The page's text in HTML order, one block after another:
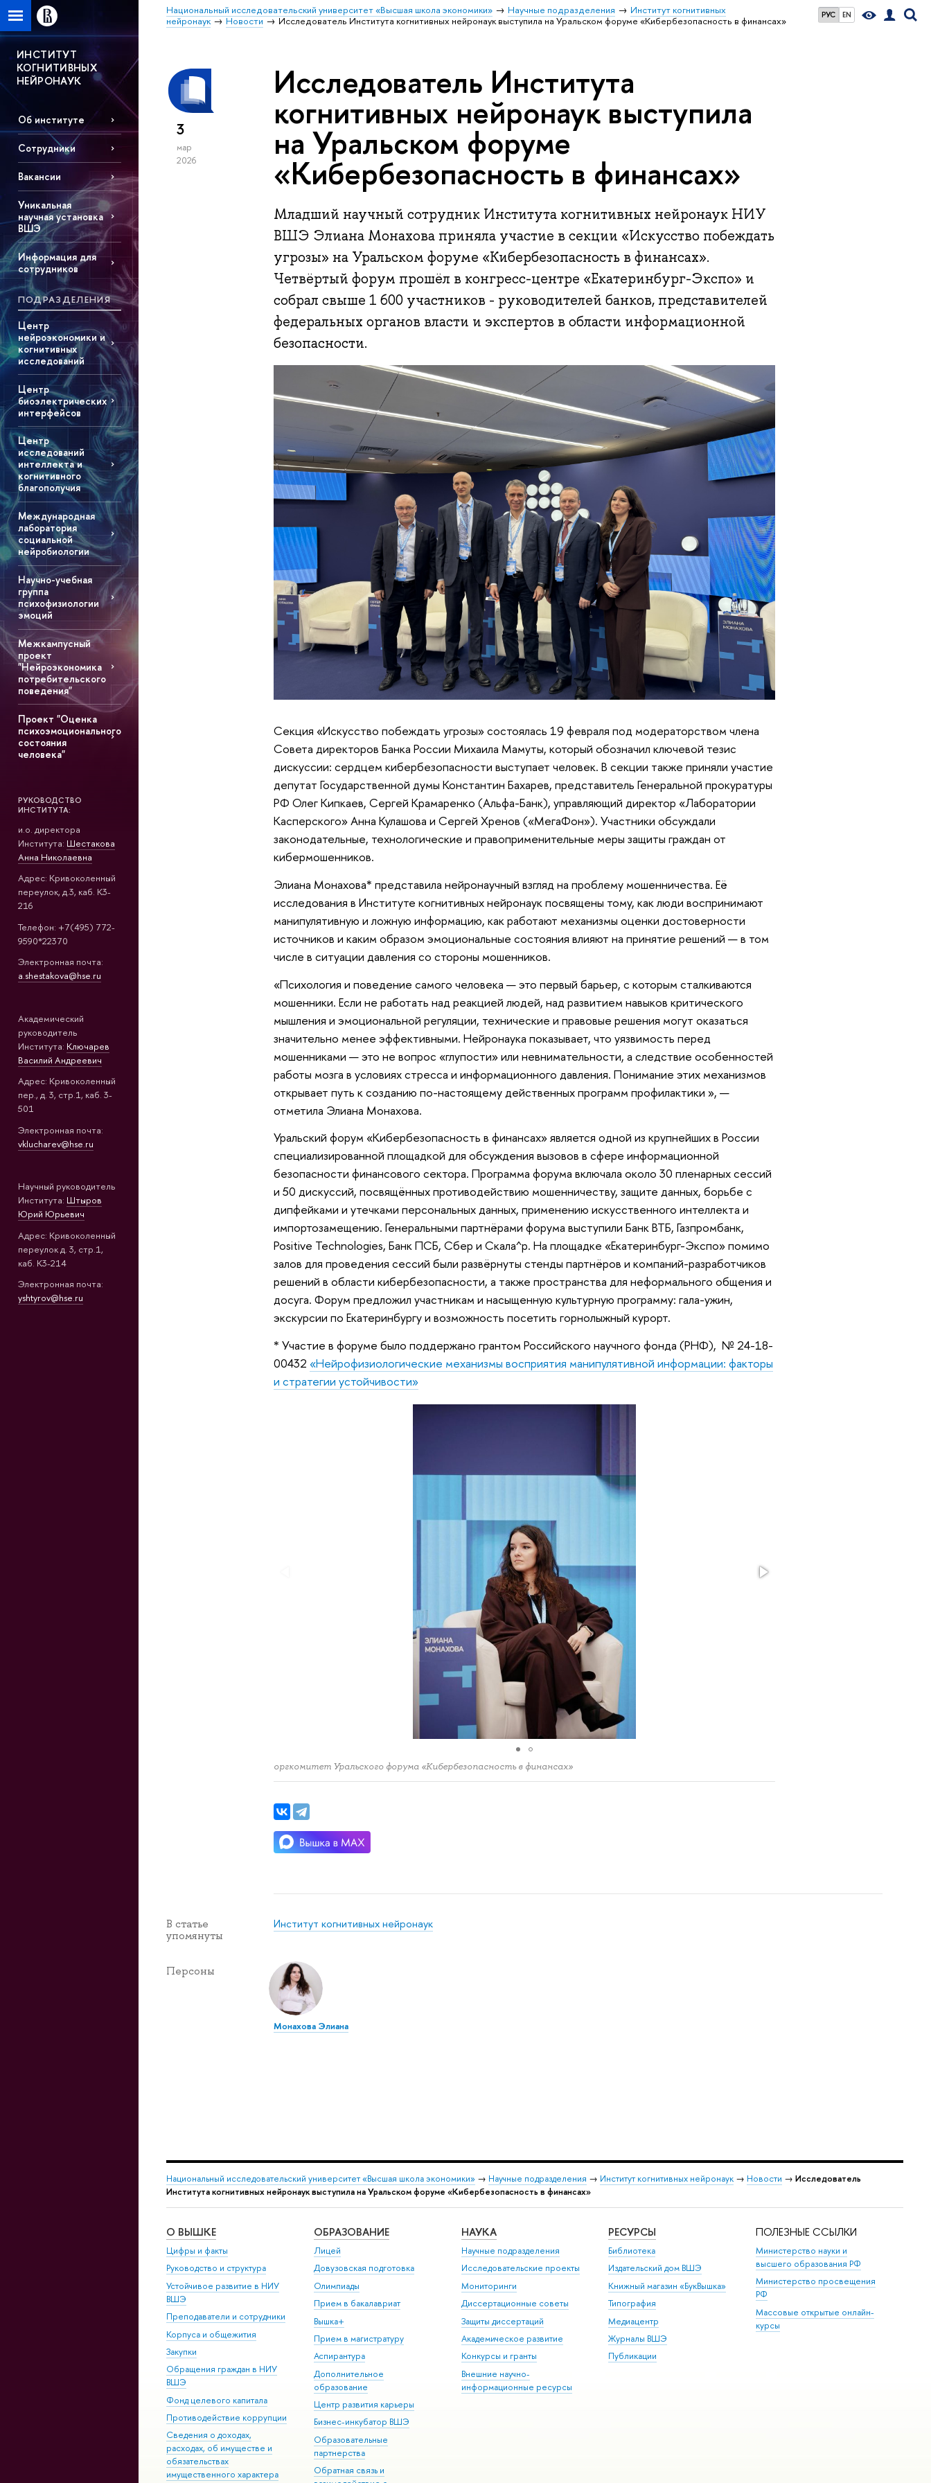
РУС EN
Национальный исследовательский университет «Высшая школа экономики» Научные подразделения
Институт когнитивных
нейронаук
Новости Исследователь Института когнитивных нейронаук выступила на Уральском форуме «Кибербезопасность в финансах»
ИНСТИТУТ
КОГНИТИВНЫХ
НЕЙРОНАУК
Об институте
Сотрудники
Вакансии
Уникальная
научная установка
ВШЭ
Информация для
сотрудников
ПОДРАЗДЕЛЕНИЯ
Центр
нейроэкономики и
когнитивных
исследований
Центр
биоэлектрических
интерфейсов
Центр
исследований
интеллекта и
когнитивного
благополучия
Международная
лаборатория
социальной
нейробиологии
Научно-учебная
группа
психофизиологии
эмоций
Межкампусный
проект
"Нейроэкономика
потребительского
поведения"
Проект "Оценка
психоэмоционального
состояния
человека"
РУКОВОДСТВО
ИНСТИТУТА:
и.о. директора
Института: Шестакова
Анна Николаевна
Адрес: Кривоколенный
переулок, д.3, каб. К3-
216
Телефон: +7(495) 772-
9590*22370
Электронная почта:
a.shestakova@hse.ru
Академический
руководитель
Института: Ключарев
Василий Андреевич
Адрес: Кривоколенный
пер., д. 3, стр.1, каб. 3-
501
Электронная почта:
vklucharev@hse.ru
Научный руководитель
Института: Штыров
Юрий Юрьевич
Адрес: Кривоколенный
переулок д. 3, стр.1,
каб. К3-214
Электронная почта:
yshtyrov@hse.ru
3
мар
2026
Исследователь Института
когнитивных нейронаук выступила
на Уральском форуме
«Кибербезопасность в финансах»
Младший научный сотрудник Института когнитивных нейронаук НИУ
ВШЭ Элиана Монахова приняла участие в секции «Искусство побеждать
угрозы» на Уральском форуме «Кибербезопасность в финансах».
Четвёртый форум прошёл в конгресс-центре «Екатеринбург-Экспо» и
собрал свыше 1 600 участников - руководителей банков, представителей
федеральных органов власти и экспертов в области информационной
безопасности.
Секция «Искусство побеждать угрозы» состоялась 19 февраля под модераторством члена
Совета директоров Банка России Михаила Мамуты, который обозначил ключевой тезис
дискуссии: сердцем кибербезопасности выступает человек. В секции также приняли участие
депутат Государственной думы Константин Бахарев, представитель Генеральной прокуратуры
РФ Олег Кипкаев, Сергей Крамаренко (Альфа-Банк), управляющий директор «Лаборатории
Касперского» Анна Кулашова и Сергей Хренов («МегаФон»). Участники обсуждали
законодательные, технологические и правоприменительные меры защиты граждан от
кибермошенников.
Элиана Монахова* представила нейронаучный взгляд на проблему мошенничества. Её
исследования в Институте когнитивных нейронаук посвящены тому, как люди воспринимают
манипулятивную и ложную информацию, как работают механизмы оценки достоверности
источников и каким образом эмоциональные состояния влияют на принятие решений — в том
числе в ситуации давления со стороны мошенников.
«Психология и поведение самого человека — это первый барьер, с которым сталкиваются
мошенники. Если не работать над реакцией людей, над развитием навыков критического
мышления и эмоциональной регуляции, технические и правовые решения могут оказаться
значительно менее эффективными. Нейронаука показывает, что уязвимость перед
мошенниками — это не вопрос «глупости» или невнимательности, а следствие особенностей
работы мозга в условиях стресса и информационного давления. Понимание этих механизмов
открывает путь к созданию по-настоящему действенных программ профилактики », —
отметила Элиана Монахова.
Уральский форум «Кибербезопасность в финансах» является одной из крупнейших в России
специализированной площадкой для обсуждения вызовов в сфере информационной
безопасности финансового сектора. Программа форума включала около 30 пленарных сессий
и 50 дискуссий, посвящённых противодействию мошенничеству, защите данных, борьбе с
дипфейками и утечками персональных данных, применению искусственного интеллекта и
импортозамещению. Генеральными партнёрами форума выступили Банк ВТБ, Газпромбанк,
Positive Technologies, Банк ПСБ, Сбер и Скала^р. На площадке «Екатеринбург-Экспо» помимо
залов для проведения сессий были развёрнуты стенды партнёров и компаний-разработчиков
решений в области кибербезопасности, а также пространства для неформального общения и
досуга. Форум предложил участникам и насыщенную культурную программу: гала-ужин,
экскурсии по Екатеринбургу и возможность посетить горнолыжный курорт.
* Участие в форуме было поддержано грантом Российского научного фонда (РНФ), № 24-18-
00432 «Нейрофизиологические механизмы восприятия манипулятивной информации: факторы
и стратегии устойчивости»
оргкомитет Уральского форума «Кибербезопасность в финансах»
В статье
упомянуты
Институт когнитивных нейронаук
Персоны
Монахова Элиана
Национальный исследовательский университет «Высшая школа экономики» → Научные подразделения → Институт когнитивных нейронаук → Новости → Исследователь
Института когнитивных нейронаук выступила на Уральском форуме «Кибербезопасность в финансах»
О ВЫШКЕ
Цифры и факты
Руководство и структура
Устойчивое развитие в НИУ
ВШЭ
Преподаватели и сотрудники
Корпуса и общежития
Закупки
Обращения граждан в НИУ
ВШЭ
Фонд целевого капитала
Противодействие коррупции
Сведения о доходах,
расходах, об имуществе и
обязательствах
имущественного характера
ОБРАЗОВАНИЕ
Лицей
Довузовская подготовка
Олимпиады
Прием в бакалавриат
Вышка+
Прием в магистратуру
Аспирантура
Дополнительное
образование
Центр развития карьеры
Бизнес-инкубатор ВШЭ
Образовательные
партнерства
Обратная связь и
НАУКА
Научные подразделения
Исследовательские проекты
Мониторинги
Диссертационные советы
Защиты диссертаций
Академическое развитие
Конкурсы и гранты
Внешние научно-
информационные ресурсы
РЕСУРСЫ
Библиотека
Издательский дом ВШЭ
Книжный магазин «БукВышка»
Типография
Медиацентр
Журналы ВШЭ
Публикации
ПОЛЕЗНЫЕ ССЫЛКИ
Министерство науки и
высшего образования РФ
Министерство просвещения
РФ
Массовые открытые онлайн-
курсы